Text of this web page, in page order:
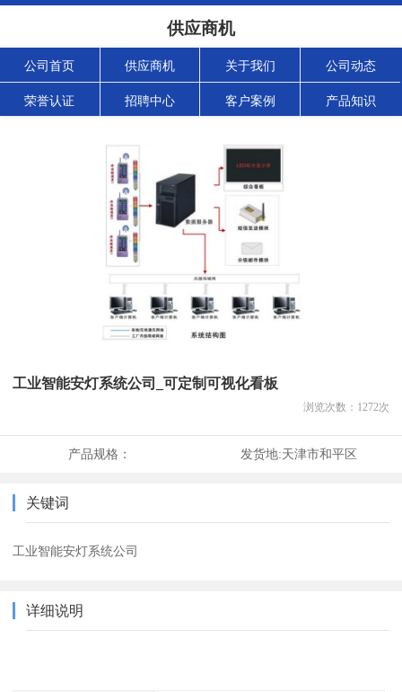
供应商机
公司首页 供应商机 关于我们 公司动态
荣誉认证 招聘中心 客户案例 产品知识
工业智能安灯系统公司_可定制可视化看板
浏览次数： 1272次
产品规格： 发货地:天津市和平区
关键词
工业智能安灯系统公司
详细说明